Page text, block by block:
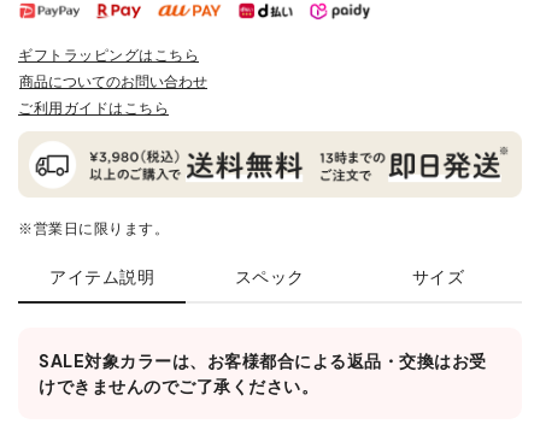
ギフトラッピングはこちら
商品についてのお問い合わせ
ご利用ガイドはこちら
※営業日に限ります。
アイテム説明 スペック サイズ
SALE対象カラーは、お客様都合による返品・交換はお受
けできませんのでご了承ください。